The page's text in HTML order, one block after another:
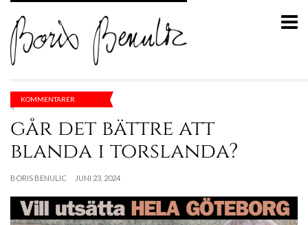
KOMMENTARER
går det bättre att
blanda i torslanda?
BORIS BENULIC JUNI 23, 2024